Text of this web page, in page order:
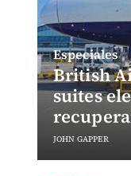
British
suites
Especiales
JOHN GAPPER